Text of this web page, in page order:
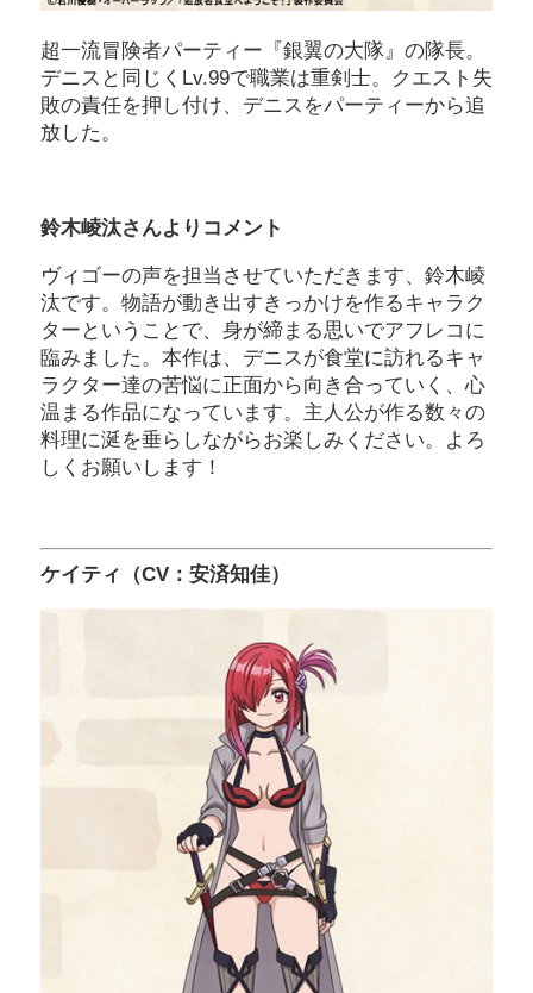
超一流冒険者パーティー『銀翼の大隊』の隊長。
デニスと同じくLv.99で職業は重剣士。クエスト失
敗の責任を押し付け、デニスをパーティーから追
放した。
鈴木崚汰さんよりコメント
ヴィゴーの声を担当させていただきます、鈴木崚
汰です。物語が動き出すきっかけを作るキャラク
ターということで、身が締まる思いでアフレコに
臨みました。本作は、デニスが食堂に訪れるキャ
ラクター達の苦悩に正面から向き合っていく、心
温まる作品になっています。主人公が作る数々の
料理に涎を垂らしながらお楽しみください。よろ
しくお願いします！
ケイティ（CV：安済知佳）